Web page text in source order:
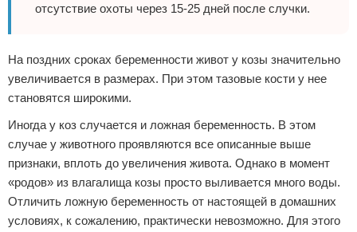
отсутствие охоты через 15-25 дней после случки.
На поздних сроках беременности живот у козы значительно
увеличивается в размерах. При этом тазовые кости у нее
становятся широкими.
Иногда у коз случается и ложная беременность. В этом
случае у животного проявляются все описанные выше
признаки, вплоть до увеличения живота. Однако в момент
«родов» из влагалища козы просто выливается много воды.
Отличить ложную беременность от настоящей в домашних
условиях, к сожалению, практически невозможно. Для этого